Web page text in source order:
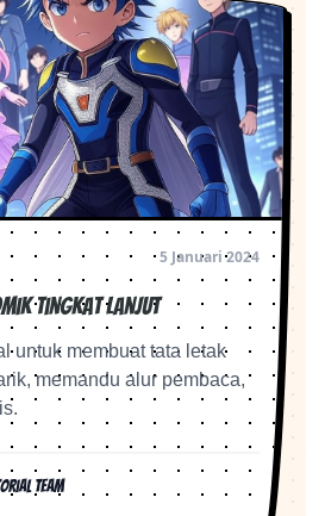
5 Januari 2024
Tingkat Lanjut
untuk membuat tata letak
memandu alur pembaca,
Team